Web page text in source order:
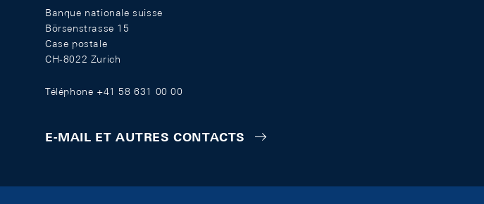
Banque nationale suisse
Börsenstrasse 15
Case postale
CH-8022 Zurich
Téléphone +41 58 631 00 00
E-MAIL ET AUTRES CONTACTS